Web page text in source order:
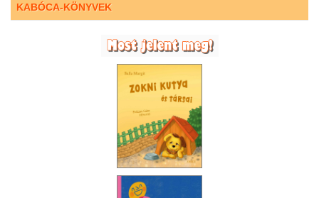
KABÓCA-KÖNYVEK